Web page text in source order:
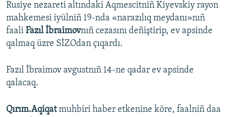
RFE/RS bütün saytları
Rusiye nezareti altındaki Aqmescitniñ Kiyevskiy rayon
mahkemesi iyülniñ 19-nda «narazılıq meydanı»nıñ
faali Fazıl İbraimovnıñ cezasını deñiştirip, ev apsinde
qalmaq üzre SİZOdan çıqardı.
Fazıl İbraimov avgustnıñ 14-ne qadar ev apsinde
qalacaq.
Qırım.Aqiqatmuhbiri haber etkenine köre, faalniñ daa